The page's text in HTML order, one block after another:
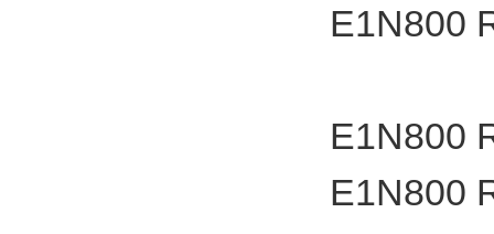
E1N800
E1N800
E1N800